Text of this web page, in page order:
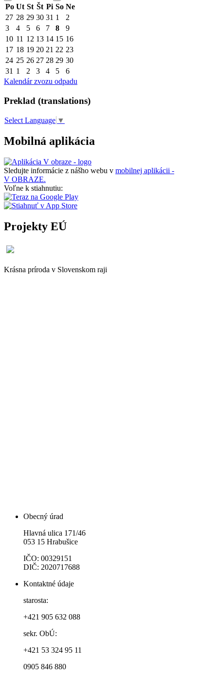
Po Ut St Št Pi So Ne
27 28 29 30 31 1
2
3
4 5 6 7 8
9
10 11 12 13 14 15 16
17 18 19 20 21 22 23
24 25 26 27 28 29 30
31 1 2 3 4 5
6
Kalendár zvozu odpadu
Preklad (translations)
Select Language ▼
Mobilná aplikácia
Sledujte informácie z nášho webu v mobilnej aplikácii -
V OBRAZE.
Voľne k stiahnutiu:
Projekty EÚ
Krásna príroda v Slovenskom raji
Obecný úrad
Hlavná ulica 171/46
053 15 Hrabušice
IČO: 00329151
DIČ: 2020717688
Kontaktné údaje
starosta:
+421 905 632 088
sekr. ObÚ:
+421 53 324 95 11
0905 846 880